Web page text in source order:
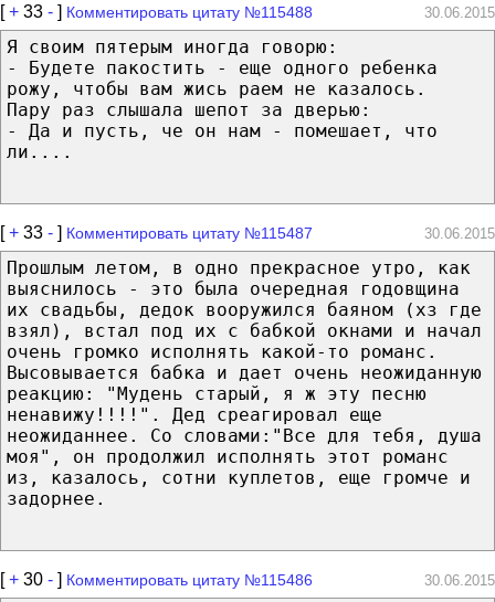
[+ 33 - ] Комментировать цитату №115488 30.06.2015
Я своим пятерым иногда говорю:
- Будете пакостить - еще одного ребенка
рожу, чтобы вам жись раем не казалось.
Пару раз слышала шепот за дверью:
- Да и пусть, че он нам - помешает, что
ли....
[+ 33 - ] Комментировать цитату №115487 30.06.2015
Прошлым летом, в одно прекрасное утро, как
выяснилось - это была очередная годовщина
их свадьбы, дедок вооружился баяном (хз где
взял), встал под их с бабкой окнами и начал
очень громко исполнять какой-то романс.
Высовывается бабка и дает очень неожиданную
реакцию: "Мудень старый, я ж эту песню
ненавижу!!!!". Дед среагировал еще
неожиданнее. Со словами:"Все для тебя, душа
моя", он продолжил исполнять этот романс
из, казалось, сотни куплетов, еще громче и
задорнее.
[+ 30 - ] Комментировать цитату №115486 30.06.2015